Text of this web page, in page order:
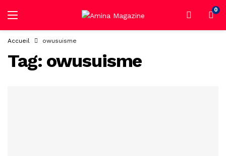
0
Accueil owusuisme
Tag: owusuisme